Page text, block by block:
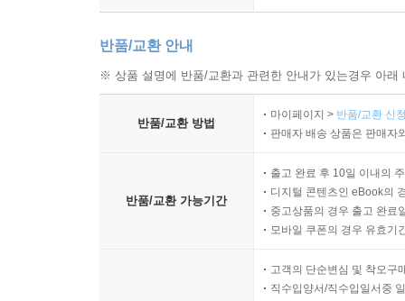
반품/교환 안내
※ 상품 설명에 반품/교환과 관련한 안내가 있는경우 아
반품/교환 방법
마이페이지 > 반품/교환 신
판매자 배송 상품은 판매자
반품/교환 가능기간
출고 완료 후 10일 이내의
디지털 콘텐츠인 eBook의
중고상품의 경우 출고 완료
모바일 쿠폰의 경우 유효기
고객의 단순변심 및 착오구
직수입양서/직수입일서중